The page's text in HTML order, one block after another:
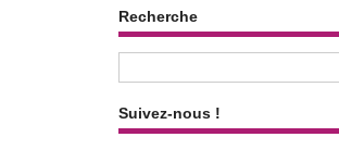
Recherche
Suivez-nous !